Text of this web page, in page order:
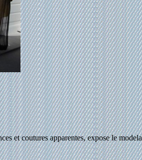
et coutures apparentes, expose le